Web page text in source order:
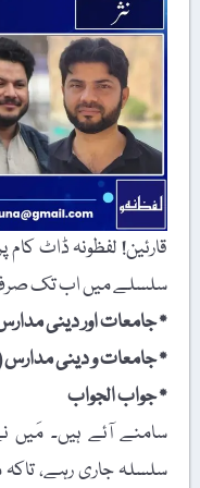
قارئین! لفظونہ ڈاٹ
سلسلے میں اب تک
٭جامعات اور دینی
٭جامعات و دینی
٭جواب الجواب
سامنے آئے ہیں۔ مَیں
سلسلہ جاری رہے،